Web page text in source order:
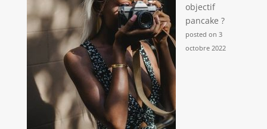
objectif
pancake ?
posted on 3
octobre 2022